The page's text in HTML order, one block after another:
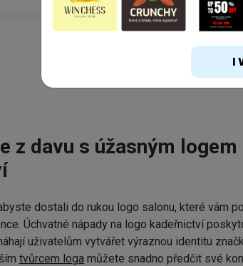
z davu s úžasným logem
dostali do rukou logo salonu, které vám
Úchvatné nápady na logo kadeřnictví
uživatelům vytvářet výraznou identitu
tvůrcem loga můžete snadno předčit své
I